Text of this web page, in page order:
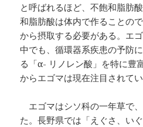
と呼ばれるほど、不飽和脂肪
和脂肪酸は体内で作ることの
から摂取する必要がある。エ
中でも、循環器系疾患の予防
る「α- リノレン酸」を特に豊
からエゴマは現在注目されてい
エゴマはシソ科の一年草で
た。長野県では「えぐさ、い